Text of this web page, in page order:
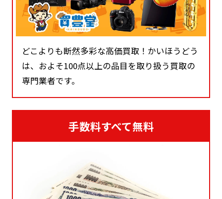
どこよりも断然多彩な高価買取！かいほうどう
は、およそ100点以上の品目を取り扱う買取の
専門業者です。
手数料すべて無料